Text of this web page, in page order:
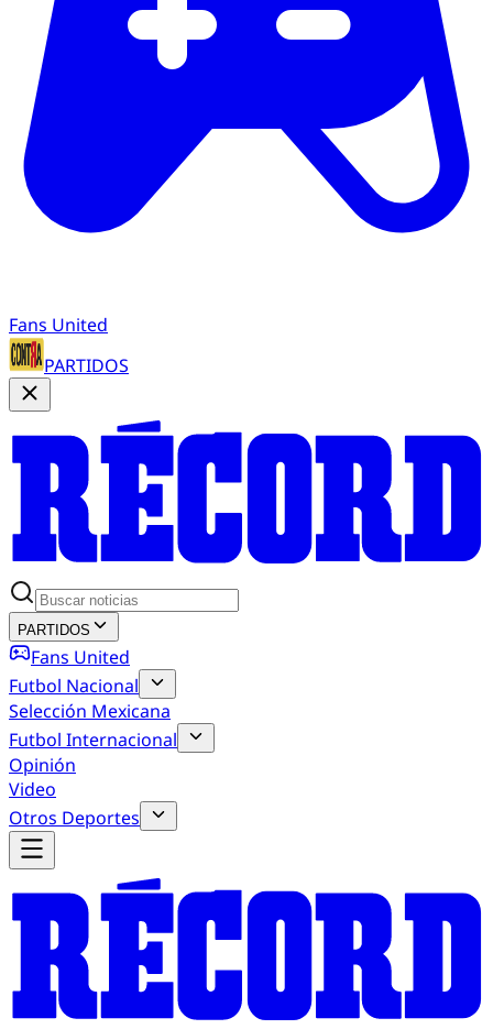
Fans United
PARTIDOS
PARTIDOS
Fans United
Futbol Nacional
Selección Mexicana
Futbol Internacional
Opinión
Video
Otros Deportes